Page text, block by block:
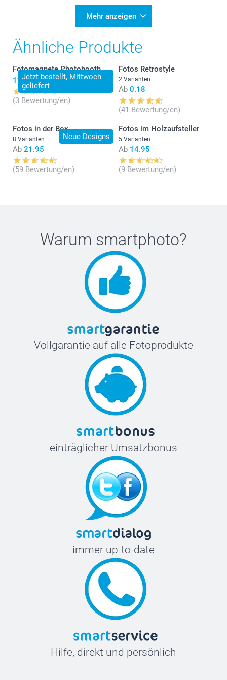
Mehr anzeigen
Ähnliche Produkte
Jetzt bestellt, Mittwoch
geliefert
Fotomagnete Photobooth
19.95
(3 Bewertung/en)
Fotos Retrostyle
2 Varianten
Ab 0.18
(41 Bewertung/en)
Neue Designs
Fotos in der Box
8 Varianten
Ab 21.95
(59 Bewertung/en)
Fotos im Holzaufsteller
5 Varianten
Ab 14.95
(9 Bewertung/en)
Warum smartphoto?
Vollgarantie auf alle Fotoprodukte
einträglicher Umsatzbonus
immer up-to-date
Hilfe, direkt und persönlich